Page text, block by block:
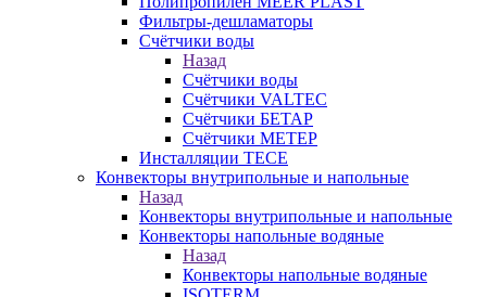
Фильтры-дешламаторы
Счётчики воды
Назад
Счётчики воды
Счётчики VALTEC
Счётчики БЕТАР
Счётчики МЕТЕР
Инсталляции TECE
Конвекторы внутрипольные и напольные
Назад
Конвекторы внутрипольные и напольные
Конвекторы напольные водяные
Назад
Конвекторы напольные водяные